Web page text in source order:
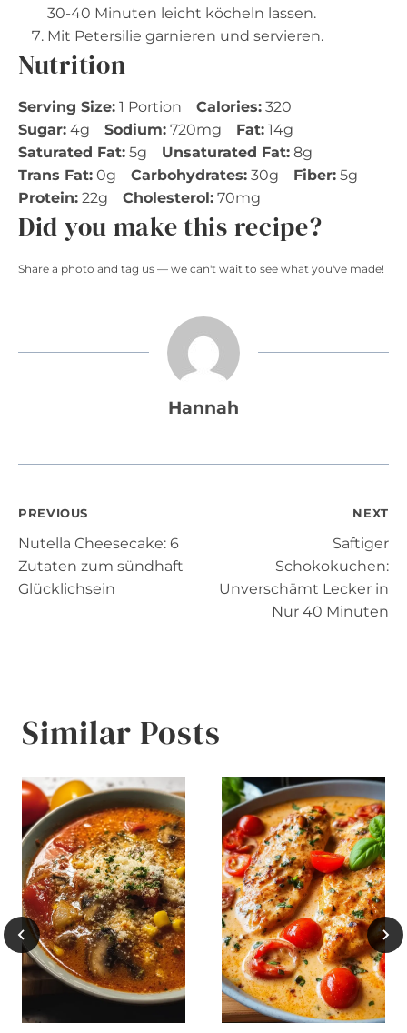
30-40 Minuten leicht köcheln lassen.
Mit Petersilie garnieren und servieren.
Nutrition
Serving Size: 1 Portion Calories: 320
Sugar: 4g Sodium: 720mg Fat: 14g
Saturated Fat: 5g Unsaturated Fat: 8g
Trans Fat: 0g Carbohydrates: 30g Fiber: 5g
Protein: 22g Cholesterol: 70mg
Did you make this recipe?
Share a photo and tag us — we can't wait to see what you've made!
Hannah
Post
navigation
PREVIOUS
Nutella Cheesecake: 6
Zutaten zum sündhaft
Glücklichsein
NEXT
Saftiger
Schokokuchen:
Unverschämt Lecker in
Nur 40 Minuten
Similar Posts